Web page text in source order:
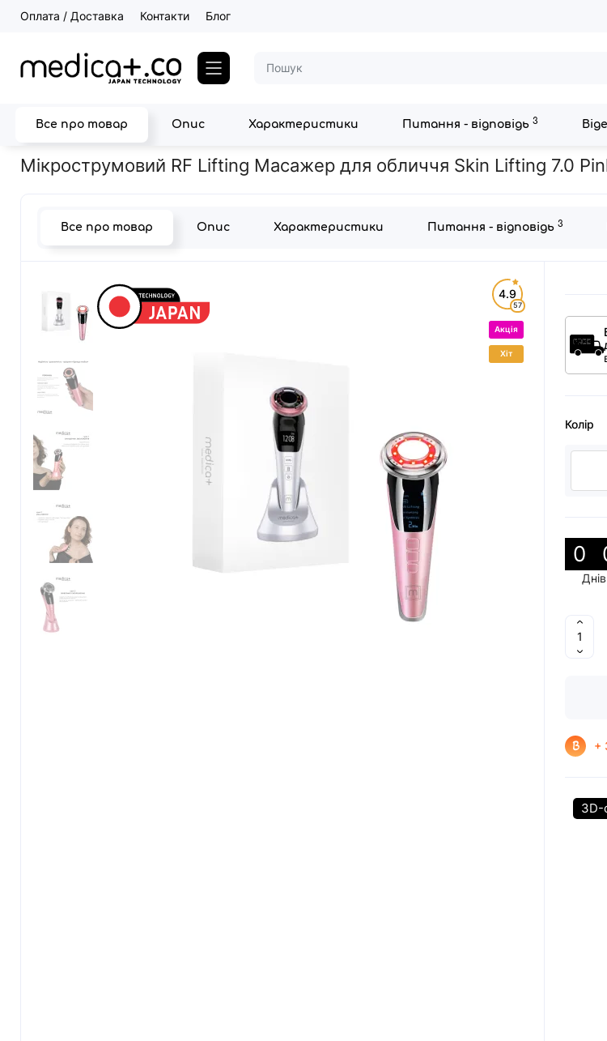
Оплата / Доставка Контакти Блог
Все про товар Опис Характеристики Питання - відповідь 3
Головна Прилади для догляду за шкірою Апарати RF ліфтингу для обличчя Мікрострумовий RF Lifting
Мікрострумовий RF Lifting Масажер для обличчя Skin Lifting 7.0
Все про товар Опис Характеристики Питання - відповідь 3
4.9
57
Акція
Хіт
Колір
0
Днів
+
3D-